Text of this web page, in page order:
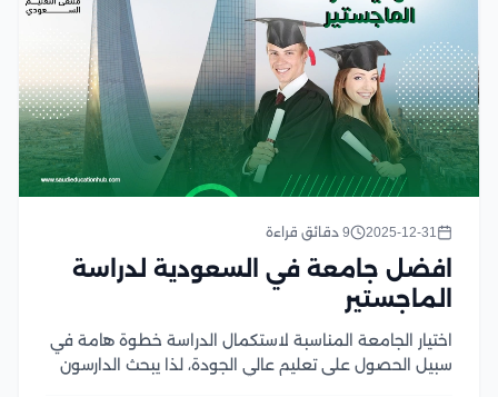
2025-12-31 9 دقائق قراءة
افضل جامعة في السعودية لدراسة
الماجستير
اختيار الجامعة المناسبة لاستكمال الدراسة خطوة هامة في
سبيل الحصول على تعليم عالي الجودة، لذا يبحث الدارسون